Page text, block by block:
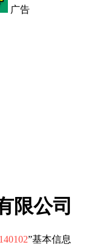
广告
限公司
”基本信息